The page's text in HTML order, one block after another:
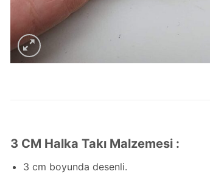
3 CM Halka Takı Malzemesi :
3 cm boyunda desenli.